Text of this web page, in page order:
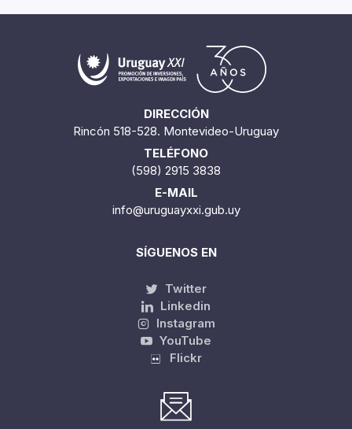
DIRECCIÓN
Rincón 518-528. Montevideo-Uruguay
TELÉFONO
(598) 2915 3838
E-MAIL
info@uruguayxxi.gub.uy
SÍGUENOS EN
Twitter
Linkedin
Instagram
YouTube
Flickr